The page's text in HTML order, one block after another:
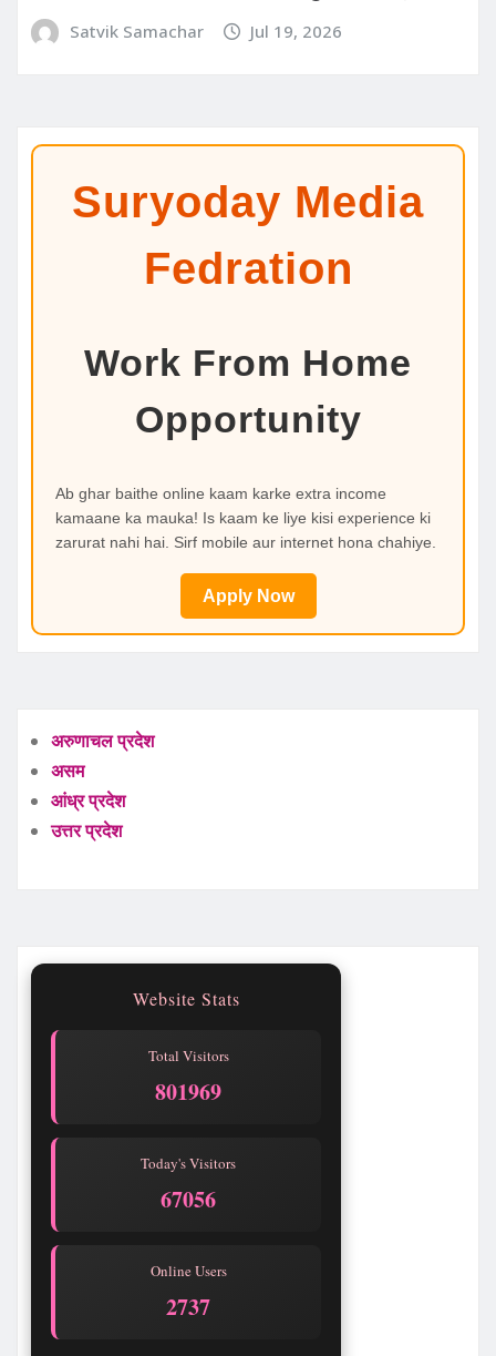
Satvik Samachar Jul 19, 2026
Suryoday Media
Fedration
Work From Home
Opportunity
Ab ghar baithe online kaam karke extra income
kamaane ka mauka! Is kaam ke liye kisi experience ki
zarurat nahi hai. Sirf mobile aur internet hona chahiye.
Apply Now
अरुणाचल प्रदेश
असम
आंध्र प्रदेश
उत्तर प्रदेश
Website Stats
Total Visitors
801970
Today's Visitors
67057
Online Users
2741